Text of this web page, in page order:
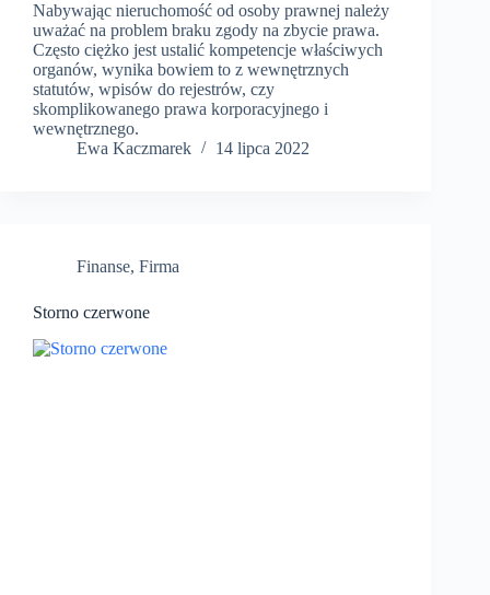
Nabywając nieruchomość od osoby prawnej należy
uważać na problem braku zgody na zbycie prawa.
Często ciężko jest ustalić kompetencje właściwych
organów, wynika bowiem to z wewnętrznych
statutów, wpisów do rejestrów, czy
skomplikowanego prawa korporacyjnego i
wewnętrznego.
​Ewa Kaczmarek
14 lipca 2022
Finanse, Firma
Storno czerwone